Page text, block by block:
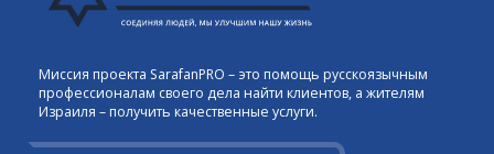
Миссия проекта SarafanPRO – это помощь русскоязычным
профессионалам своего дела найти клиентов, а жителям
Израиля – получить качественные услуги.